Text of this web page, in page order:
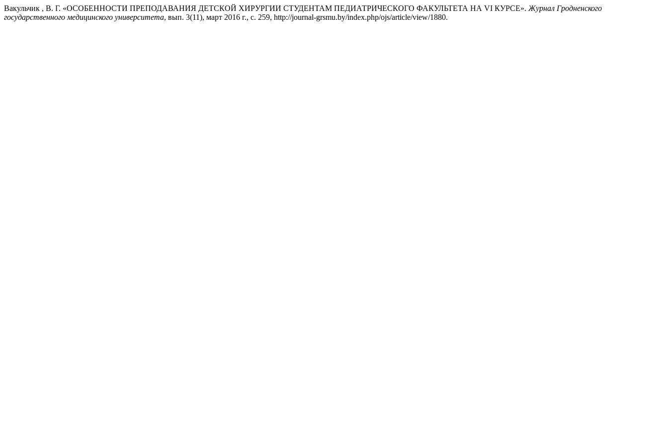
Вакульчик , В. Г. «ОСОБЕННОСТИ ПРЕПОДАВАНИЯ ДЕТСКОЙ ХИРУРГИИ СТУДЕНТАМ ПЕДИАТРИЧЕСКОГО ФАКУЛЬТЕТА НА VI КУРСЕ». Журнал Гродненского
государственного медицинского университета, вып. 3(11), март 2016 г., с. 259, http://journal-grsmu.by/index.php/ojs/article/view/1880.